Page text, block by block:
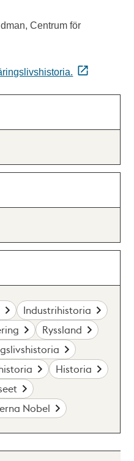
Centrum för
Industrihistoria
Ryssland
Historia
Nobel